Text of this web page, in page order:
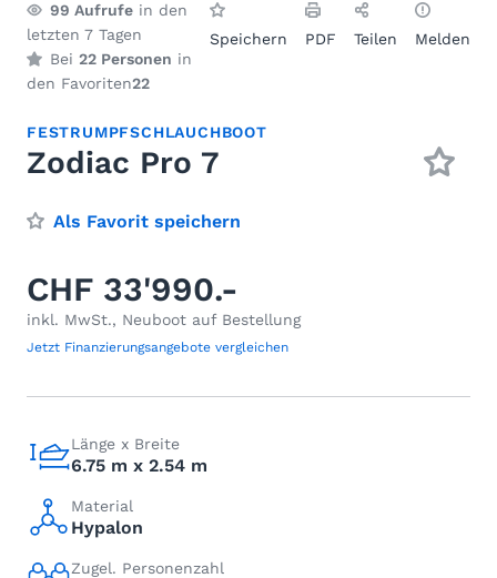
99 Aufrufe in den
letzten 7 Tagen
Bei 22 Personen in
den Favoriten22
Speichern PDF Teilen Melden
FESTRUMPFSCHLAUCHBOOT
Zodiac Pro 7
Als Favorit speichern
CHF 33'990.-
inkl. MwSt., Neuboot auf Bestellung
Jetzt Finanzierungsangebote vergleichen
Länge x Breite
6.75 m x 2.54 m
Material
Hypalon
Zugel. Personenzahl